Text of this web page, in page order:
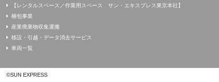
【レンタルスペース／作業用スペース サン・エキスプレス東京本社】
梱包事業
産業廃棄物収集運搬
移設・引越・データ消去サービス
車両一覧
©SUN EXPRESS